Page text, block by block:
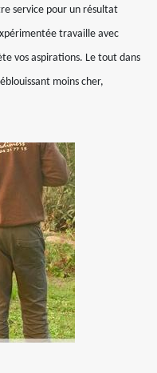
service pour un résultat
travaille avec
vos aspirations. Le tout dans
moins cher,